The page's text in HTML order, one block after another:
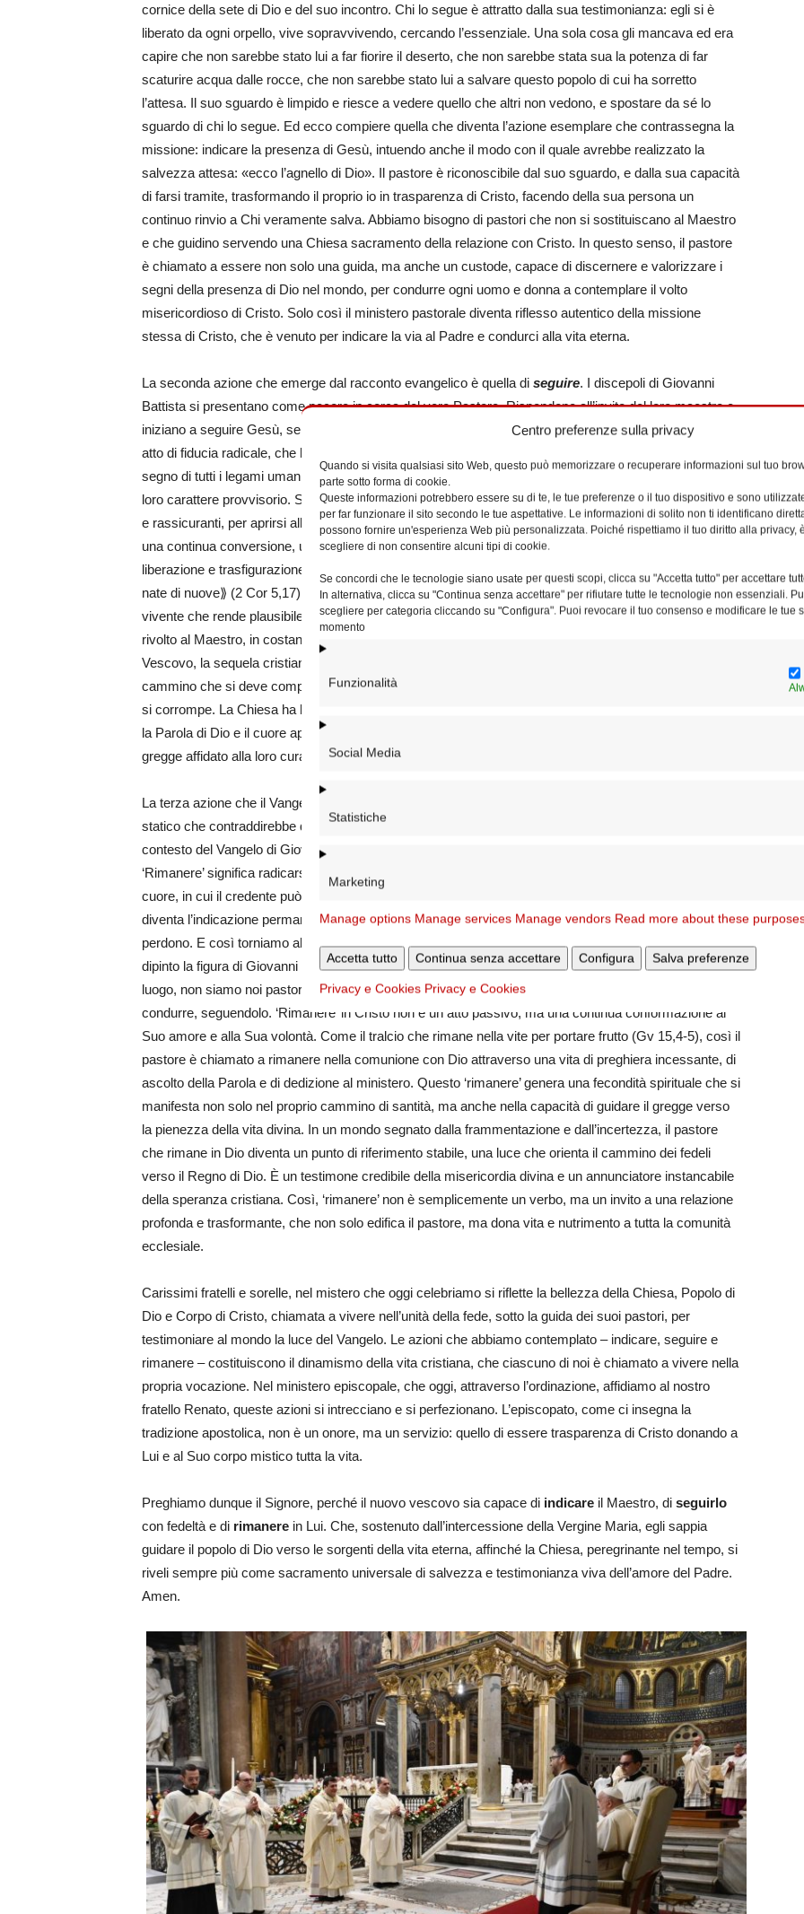
Centro preferenze sulla privacy
Quando si visita qualsiasi sito Web, questo può memorizzare o recuperare informazioni sul tuo
parte sotto forma di cookie.
Queste informazioni potrebbero essere su di te, le tue preferenze o il tuo dispositivo e sono
per far funzionare il sito secondo le tue aspettative. Le informazioni di solito non ti identificano
possono fornire un'esperienza Web più personalizzata. Poiché rispettiamo il tuo diritto alla privacy,
scegliere di non consentire alcuni tipi di cookie.
Se concordi che le tecnologie siano usate per questi scopi, clicca su "Accetta tutto" per accettare
In alternativa, clicca su "Continua senza accettare" per rifiutare tutte le tecnologie non essenziali.
scegliere per categoria cliccando su "Configura". Puoi revocare il tuo consenso e modificare le tue
momento
Funzionalità
Social Media
Statistiche
Marketing
Manage options Manage services Manage vendors Read more about these
Accetta tutto Continua senza accettare Configura Salva preferenze
Privacy e Cookies Privacy e Cookies
cornice della sete di Dio e del suo incontro. Chi lo segue è attratto dalla sua testimonianza: egli si è
liberato da ogni orpello, vive sopravvivendo, cercando l’essenziale. Una sola cosa gli mancava ed era
capire che non sarebbe stato lui a far fiorire il deserto, che non sarebbe stata sua la potenza di far
scaturire acqua dalle rocce, che non sarebbe stato lui a salvare questo popolo di cui ha sorretto
l’attesa. Il suo sguardo è limpido e riesce a vedere quello che altri non vedono, e spostare da sé lo
sguardo di chi lo segue. Ed ecco compiere quella che diventa l’azione esemplare che contrassegna la
missione: indicare la presenza di Gesù, intuendo anche il modo con il quale avrebbe realizzato la
salvezza attesa: «ecco l’agnello di Dio». Il pastore è riconoscibile dal suo sguardo, e dalla sua capacità
di farsi tramite, trasformando il proprio io in trasparenza di Cristo, facendo della sua persona un
continuo rinvio a Chi veramente salva. Abbiamo bisogno di pastori che non si sostituiscano al Maestro
e che guidino servendo una Chiesa sacramento della relazione con Cristo. In questo senso, il pastore
è chiamato a essere non solo una guida, ma anche un custode, capace di discernere e valorizzare i
segni della presenza di Dio nel mondo, per condurre ogni uomo e donna a contemplare il volto
misericordioso di Cristo. Solo così il ministero pastorale diventa riflesso autentico della missione
stessa di Cristo, che è venuto per indicare la via al Padre e condurci alla vita eterna.
La seconda azione che emerge dal racconto evangelico è quella diseguire. I discepoli di Giovanni
Battista si presentano come pecore in cerca del vero Pastore. Rispondono all’invito del loro maestro e
iniziano a seguire Gesù, senza sapere dove li condurrà o quale sia la sua dimora. La loro sequela è un
atto di fiducia radicale, che li porta a compiere rinunce significative: abbandonano il primo maestro,
segno di tutti i legami umani e delle appartenenze terrene che, in questo cammino di fede, rivelano il
loro carattere provvisorio. Si spogliano di ogni sicurezza, rinunciando a muoversi entro confini familiari
e rassicuranti, per aprirsi alla novità trasformante del cammino con il Signore. Seguire Cristo implica
una continua conversione, un dinamismo spirituale che ci rinnova profondamente. È un percorso di
liberazione e trasfigurazione, come insegna san Paolo: ⟪Le cose vecchie sono passate; ecco, ne sono
nate di nuove⟫ (2 Cor 5,17). In questo, il vescovo è chiamato ad essere il primo testimone, un esempio
vivente che rende plausibile questa verità. Egli cammina con il suo popolo, ma sempre con lo sguardo
rivolto al Maestro, in costante ascolto della sua voce e dei suoi segni. Come ci ricorda spesso il nostro
Vescovo, la sequela cristiana è intrinsecamente dinamica: la fede non può essere statica, essa è ⟪un
cammino che si deve compiere, e non si può pensare di viverla stando fermi. Quando la fede si ferma,
si corrompe. La Chiesa ha bisogno di pastori che siano pellegrini instancabili, con l’orecchio teso verso
la Parola di Dio e il cuore aperto per comprendere dove il Signore vuole condurli e, con loro, l’intero
gregge affidato alla loro cura.
La terza azione che il Vangelo ci invita a contemplare è
statico che contraddirebbe quanto abbiamo compreso prima. Questo verbo molto importante nel
contesto del Vangelo di Giovanni, indica la maturazione del rapporto e la profondità della relazione.
‘Rimanere’ significa radicarsi nella Parola, assimilare i passi di Gesù e trovare in Lui la dimora del
cuore, in cui il credente può sperimentare la pienezza della grazia e la certezza del perdono. Il pastore
diventa l’indicazione permanente del dov’è Dio, del dove trovare la sua pace, la sua grazia, il suo
perdono. E così torniamo alla prima azione, alla sua forma che tanto ha ispirato gli artisti che hanno
dipinto la figura di Giovanni il Battista, col braccio teso e l’indice puntato, come a dire non sono io il
luogo, non siamo noi pastori i salvatori, ma possiamo aiutarvi a trovarlo, a riconoscere Chi vi potrà
condurre, seguendolo. ‘Rimanere’ in Cristo non è un atto passivo, ma una continua conformazione al
Suo amore e alla Sua volontà. Come il tralcio che rimane nella vite per portare frutto (Gv 15,4-5), così il
pastore è chiamato a rimanere nella comunione con Dio attraverso una vita di preghiera incessante, di
ascolto della Parola e di dedizione al ministero. Questo ‘rimanere’ genera una fecondità spirituale che si
manifesta non solo nel proprio cammino di santità, ma anche nella capacità di guidare il gregge verso
la pienezza della vita divina. In un mondo segnato dalla frammentazione e dall’incertezza, il pastore
che rimane in Dio diventa un punto di riferimento stabile, una luce che orienta il cammino dei fedeli
verso il Regno di Dio. È un testimone credibile della misericordia divina e un annunciatore instancabile
della speranza cristiana. Così, ‘rimanere’ non è semplicemente un verbo, ma un invito a una relazione
profonda e trasformante, che non solo edifica il pastore, ma dona vita e nutrimento a tutta la comunità
ecclesiale.
Carissimi fratelli e sorelle, nel mistero che oggi celebriamo si riflette la bellezza della Chiesa, Popolo di
Dio e Corpo di Cristo, chiamata a vivere nell’unità della fede, sotto la guida dei suoi pastori, per
testimoniare al mondo la luce del Vangelo. Le azioni che abbiamo contemplato – indicare, seguire e
rimanere – costituiscono il dinamismo della vita cristiana, che ciascuno di noi è chiamato a vivere nella
propria vocazione. Nel ministero episcopale, che oggi, attraverso l’ordinazione, affidiamo al nostro
fratello Renato, queste azioni si intrecciano e si perfezionano. L’episcopato, come ci insegna la
tradizione apostolica, non è un onore, ma un servizio: quello di essere trasparenza di Cristo donando a
Lui e al Suo corpo mistico tutta la vita.
Preghiamo dunque il Signore, perché il nuovo vescovo sia capace di indicare il Maestro, diseguirlo
con fedeltà e di rimanere in Lui. Che, sostenuto dall’intercessione della Vergine Maria, egli sappia
guidare il popolo di Dio verso le sorgenti della vita eterna, affinché la Chiesa, peregrinante nel tempo, si
riveli sempre più come sacramento universale di salvezza e testimonianza viva dell’amore del Padre.
Amen.